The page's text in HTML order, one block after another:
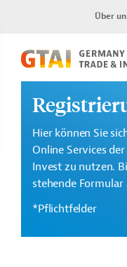
Über
Hier können Sie
Online Services
Invest zu nutzen.
stehende Formular
*Pflichtfelder